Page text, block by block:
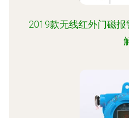
2019款无线红外门磁